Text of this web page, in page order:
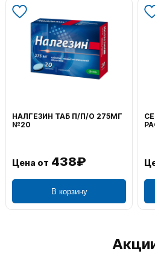
ВОЛЬТАРЕН ЭМУЛЬГЕЛЬ
НАРУЖ 2% 100Г
Цена от 1 106₽
В корзину